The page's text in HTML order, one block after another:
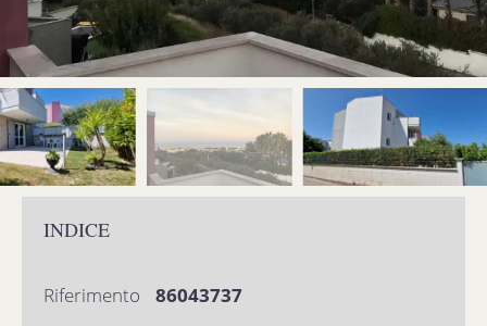
INDICE
Riferimento
86043737